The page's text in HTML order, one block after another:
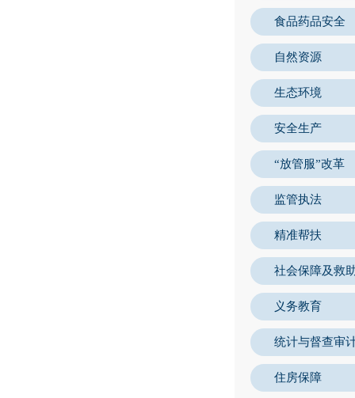
食品药品安全
自然资源
生态环境
安全生产
“放管服”改革
监管执法
精准帮扶
社会保障及救
义务教育
统计与督查审
住房保障